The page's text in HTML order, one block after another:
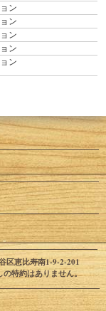
ン
ン
ン
ン
ン
区恵比寿南1-9-2-201
特約はありません。